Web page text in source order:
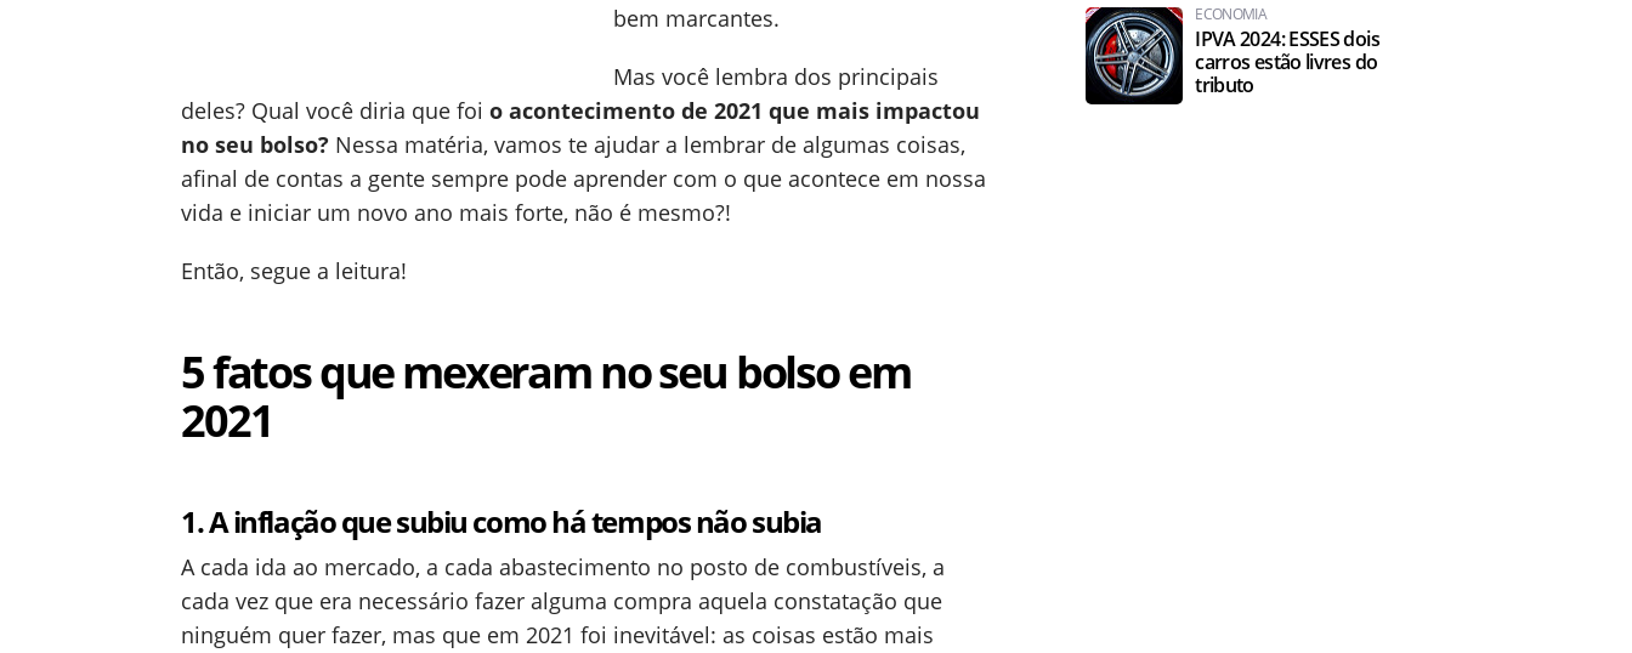
bem marcantes.
Mas você lembra dos principais
deles? Qual você diria que foi o acontecimento de 2021 que mais impactou
no seu bolso? Nessa matéria, vamos te ajudar a lembrar de algumas coisas,
afinal de contas a gente sempre pode aprender com o que acontece em nossa
vida e iniciar um novo ano mais forte, não é mesmo?!
Então, segue a leitura!
5 fatos que mexeram no seu bolso em
2021
1. A inflação que subiu como há tempos não subia
A cada ida ao mercado, a cada abastecimento no posto de combustíveis, a
cada vez que era necessário fazer alguma compra aquela constatação que
ninguém quer fazer, mas que em 2021 foi inevitável: as coisas estão mais
ECONOMIA
IPVA 2024: ESSES dois
carros estão livres do
tributo